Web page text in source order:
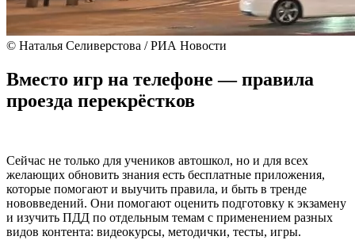
© Наталья Селиверстова / РИА Новости
Вместо игр на телефоне — правила
проезда перекрёстков
Сейчас не только для учеников автошкол, но и для всех
желающих обновить знания есть бесплатные приложения,
которые помогают и выучить правила, и быть в тренде
нововведений. Они помогают оценить подготовку к экзамену
и изучить ПДД по отдельным темам с применением разных
видов контента: видеокурсы, методички, тесты, игры.